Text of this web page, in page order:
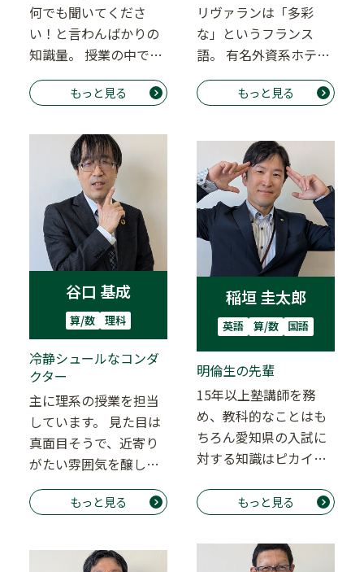
何でも聞いてくださ
い！と言わんばかりの
知識量。 授業の中で
も、様々な知識が泉の
ようにどんどん出てく
もっと見る
リヴァランは「多彩
な」というフランス
語。 有名外資系ホテル
から明倫ゼミナールに
転職してン十年！ レ
もっと見る
谷口 基成
算/数 理科
冷静シュールなコンダ
クター
主に理系の授業を担当
しています。 見た目は
真面目そうで、近寄り
がたい雰囲気を醸し出
している谷口先生です
が、授業でも面談で…
もっと見る
稲垣 圭太郎
英語 算/数 国語
明倫生の先輩
15年以上塾講師を務
め、教科的なことはも
ちろん愛知県の入試に
対する知識はピカイ
すのだけでなく、こ
れ…
もっと見る